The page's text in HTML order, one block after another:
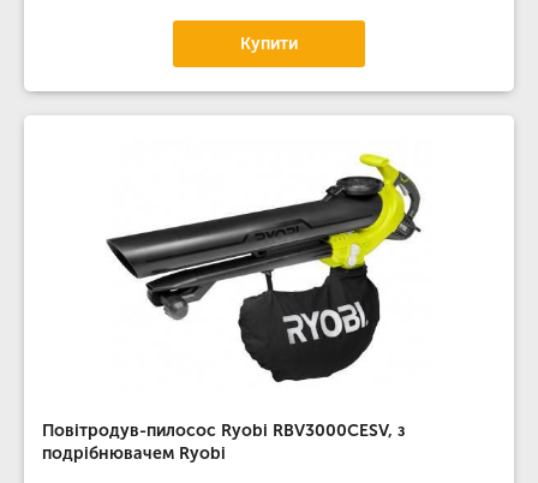
Купити
Повітродув-пилосос Ryobi RBV3000CESV, з
подрібнювачем Ryobi